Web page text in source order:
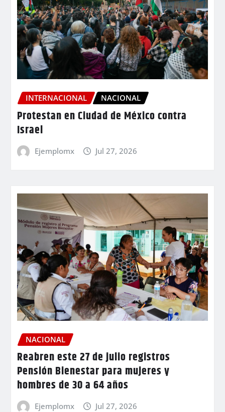
INTERNACIONAL NACIONAL
Protestan en Ciudad de México contra
Israel
Ejemplomx Jul 27, 2026
NACIONAL
Reabren este 27 de julio registros
Pensión Bienestar para mujeres y
hombres de 30 a 64 años
Ejemplomx Jul 27, 2026